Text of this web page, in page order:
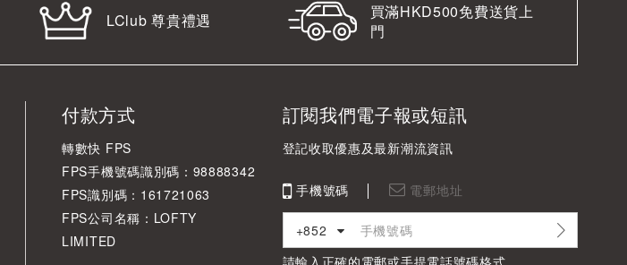
LClub 尊貴禮遇
買滿HKD500免費送貨上
門
付款方式
轉數快 FPS
FPS手機號碼識別碼：98888342
FPS識別碼：161721063
FPS公司名稱：LOFTY
LIMITED
訂閱我們電子報或短訊
登記收取優惠及最新潮流資訊
手機號碼 電郵地址
+852
請輸入正確的電郵或手提電話號碼格式